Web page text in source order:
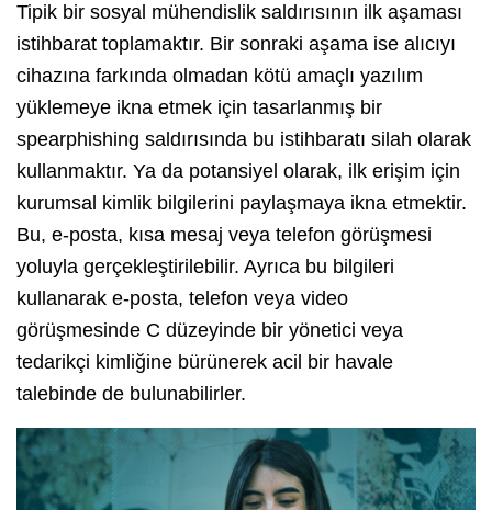
Tipik bir sosyal mühendislik saldırısının ilk aşaması
istihbarat toplamaktır. Bir sonraki aşama ise alıcıyı
cihazına farkında olmadan kötü amaçlı yazılım
yüklemeye ikna etmek için tasarlanmış bir
spearphishing saldırısında bu istihbaratı silah olarak
kullanmaktır. Ya da potansiyel olarak, ilk erişim için
kurumsal kimlik bilgilerini paylaşmaya ikna etmektir.
Bu, e-posta, kısa mesaj veya telefon görüşmesi
yoluyla gerçekleştirilebilir. Ayrıca bu bilgileri
kullanarak e-posta, telefon veya video
görüşmesinde C düzeyinde bir yönetici veya
tedarikçi kimliğine bürünerek acil bir havale
talebinde de bulunabilirler.